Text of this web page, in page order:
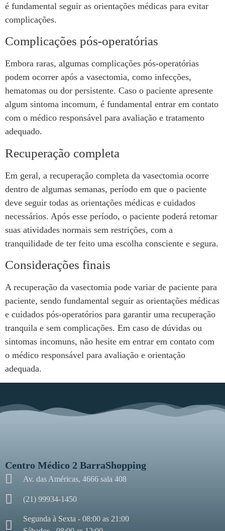
é fundamental seguir as orientações médicas para evitar
complicações.
Complicações pós-operatórias
Embora raras, algumas complicações pós-operatórias
podem ocorrer após a vasectomia, como infecções,
hematomas ou dor persistente. Caso o paciente apresente
algum sintoma incomum, é fundamental entrar em contato
com o médico responsável para avaliação e tratamento
adequado.
Recuperação completa
Em geral, a recuperação completa da vasectomia ocorre
dentro de algumas semanas, período em que o paciente
deve seguir todas as orientações médicas e cuidados
necessários. Após esse período, o paciente poderá retomar
suas atividades normais sem restrições, com a
tranquilidade de ter feito uma escolha consciente e segura.
Considerações finais
A recuperação da vasectomia pode variar de paciente para
paciente, sendo fundamental seguir as orientações médicas
e cuidados pós-operatórios para garantir uma recuperação
tranquila e sem complicações. Em caso de dúvidas ou
sintomas incomuns, não hesite em entrar em contato com
o médico responsável para avaliação e orientação
adequada.
Centro Médico 2 BarraShopping
Av. das Américas, 4666 sala 408
(21) 99934-1450
Segunda à Sexta - 08:00 as 21:00